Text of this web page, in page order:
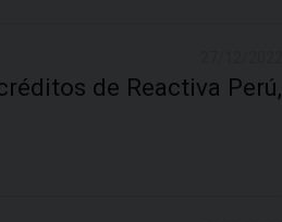
de Reactiva Perú,